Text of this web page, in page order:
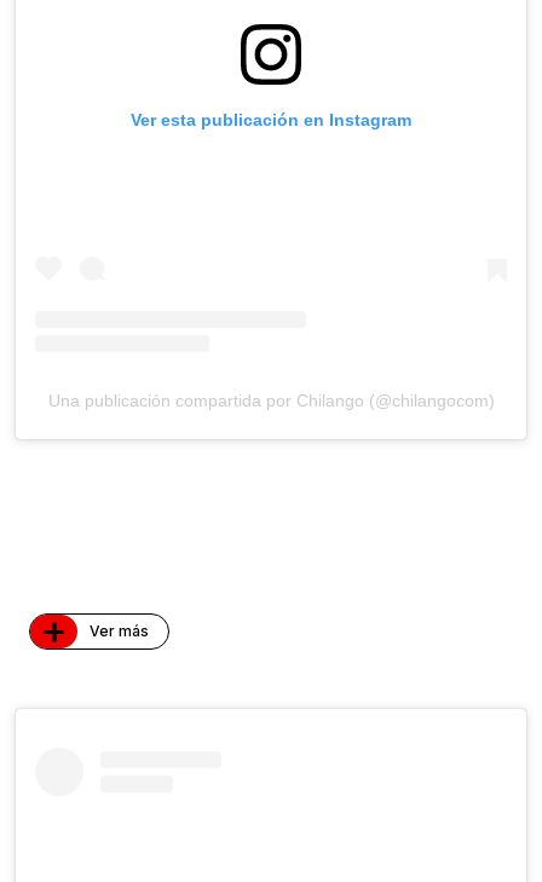
Ver esta publicación en Instagram
Una publicación compartida por Chilango (@chilangocom)
+ Ver más